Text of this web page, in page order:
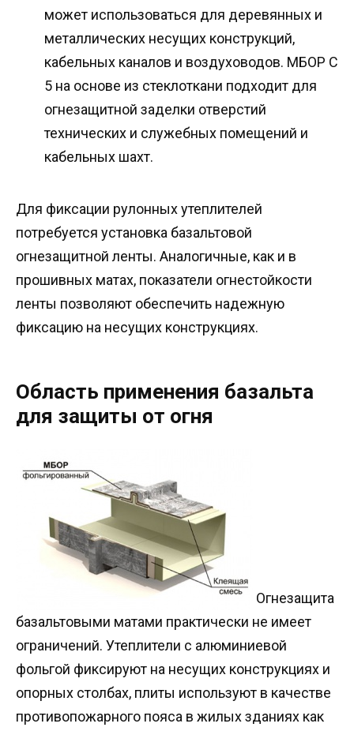
может использоваться для деревянных и
металлических несущих конструкций,
кабельных каналов и воздуховодов. МБОР С
5 на основе из стеклоткани подходит для
огнезащитной заделки отверстий
технических и служебных помещений и
кабельных шахт.
Для фиксации рулонных утеплителей
потребуется установка базальтовой
огнезащитной ленты. Аналогичные, как и в
прошивных матах, показатели огнестойкости
ленты позволяют обеспечить надежную
фиксацию на несущих конструкциях.
Область применения базальта
для защиты от огня
Огнезащита
базальтовыми матами практически не имеет
ограничений. Утеплители с алюминиевой
фольгой фиксируют на несущих конструкциях и
опорных столбах, плиты используют в качестве
противопожарного пояса в жилых зданиях как